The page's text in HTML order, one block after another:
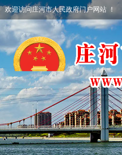
欢迎访问庄河市人民政府门户网站 ！